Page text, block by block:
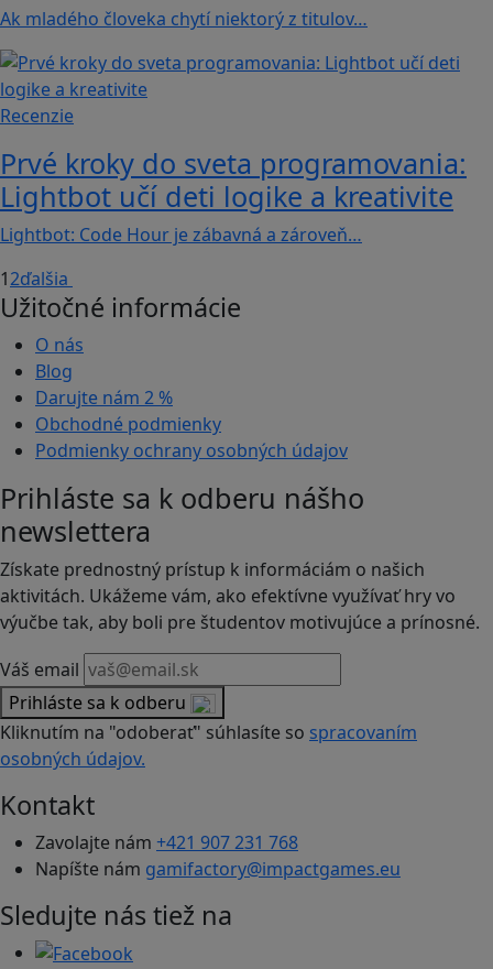
Ak mladého človeka chytí niektorý z titulov…
Recenzie
Prvé kroky do sveta programovania:
Lightbot učí deti logike a kreativite
Lightbot: Code Hour je zábavná a zároveň…
12ďalšia
Užitočné informácie
O nás
Blog
Darujte nám 2 %
Obchodné podmienky
Podmienky ochrany osobných údajov
Prihláste sa k odberu nášho
newslettera
Získate prednostný prístup k informáciám o našich
aktivitách. Ukážeme vám, ako efektívne využívať hry vo
výučbe tak, aby boli pre študentov motivujúce a prínosné.
Váš email
Prihláste sa k odberu
Kliknutím na "odoberať" súhlasíte so spracovaním
osobných údajov.
Kontakt
Zavolajte nám +421 907 231 768
Napíšte nám gamifactory@impactgames.eu
Sledujte nás tiež na